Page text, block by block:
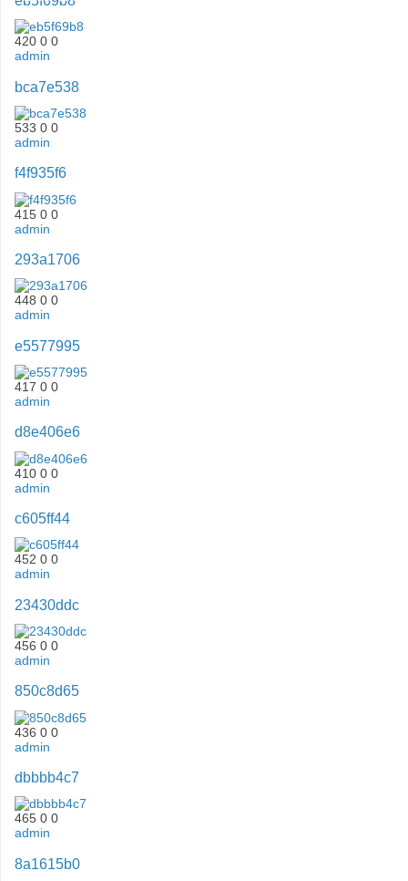
420 0 0
admin
bca7e538
533 0 0
admin
f4f935f6
415 0 0
admin
293a1706
448 0 0
admin
e5577995
417 0 0
admin
d8e406e6
410 0 0
admin
c605ff44
452 0 0
admin
23430ddc
456 0 0
admin
850c8d65
436 0 0
admin
dbbbb4c7
465 0 0
admin
8a1615b0